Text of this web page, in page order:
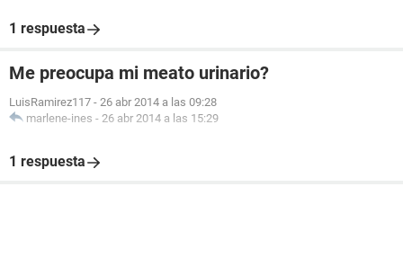
1 respuesta
Me preocupa mi meato urinario?
LuisRamirez117 - 26 abr 2014 a las 09:28
marlene-ines - 26 abr 2014 a las 15:29
1 respuesta